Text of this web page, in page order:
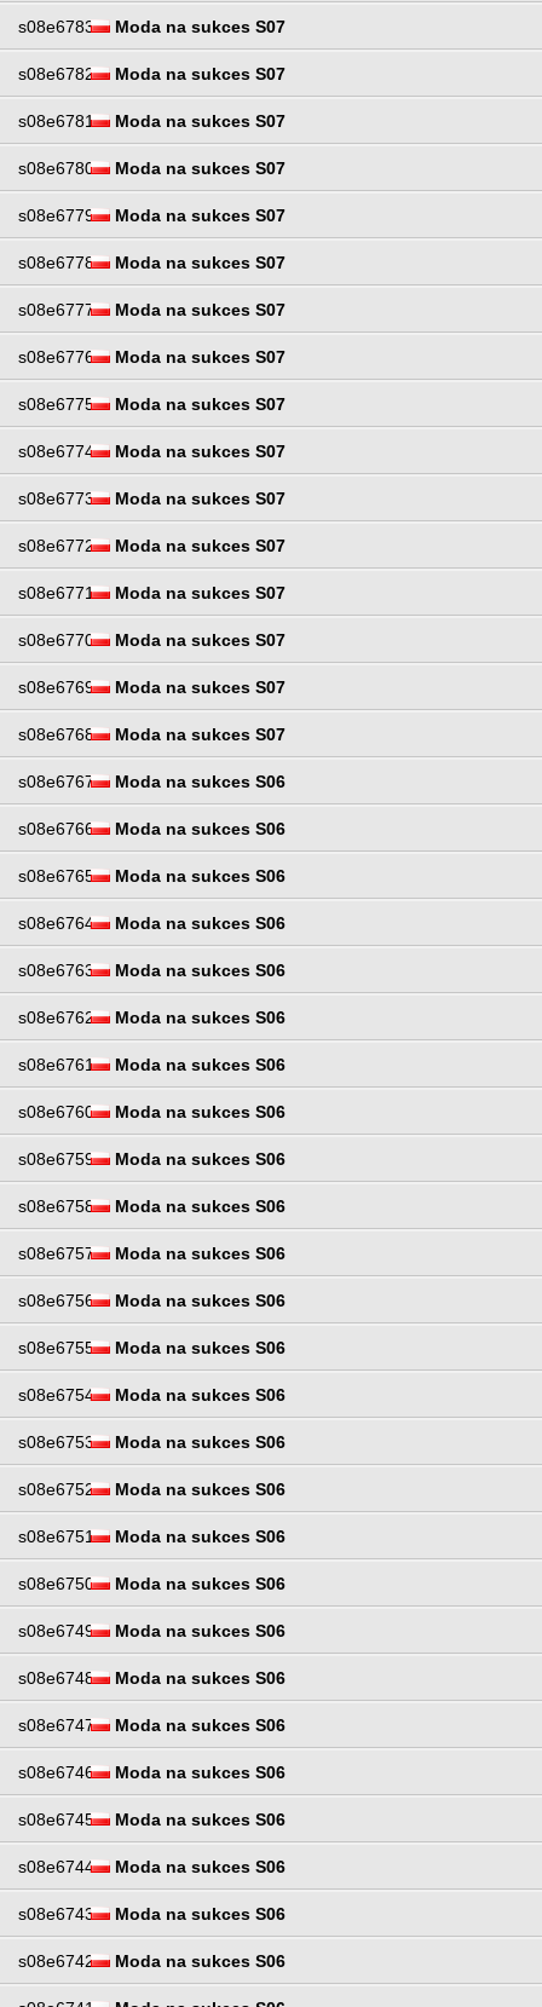
s08e6783 Moda na sukces S07
s08e6782 Moda na sukces S07
s08e6781 Moda na sukces S07
s08e6780 Moda na sukces S07
s08e6779 Moda na sukces S07
s08e6778 Moda na sukces S07
s08e6777 Moda na sukces S07
s08e6776 Moda na sukces S07
s08e6775 Moda na sukces S07
s08e6774 Moda na sukces S07
s08e6773 Moda na sukces S07
s08e6772 Moda na sukces S07
s08e6771 Moda na sukces S07
s08e6770 Moda na sukces S07
s08e6769 Moda na sukces S07
s08e6768 Moda na sukces S07
s08e6767 Moda na sukces S06
s08e6766 Moda na sukces S06
s08e6765 Moda na sukces S06
s08e6764 Moda na sukces S06
s08e6763 Moda na sukces S06
s08e6762 Moda na sukces S06
s08e6761 Moda na sukces S06
s08e6760 Moda na sukces S06
s08e6759 Moda na sukces S06
s08e6758 Moda na sukces S06
s08e6757 Moda na sukces S06
s08e6756 Moda na sukces S06
s08e6755 Moda na sukces S06
s08e6754 Moda na sukces S06
s08e6753 Moda na sukces S06
s08e6752 Moda na sukces S06
s08e6751 Moda na sukces S06
s08e6750 Moda na sukces S06
s08e6749 Moda na sukces S06
s08e6748 Moda na sukces S06
s08e6747 Moda na sukces S06
s08e6746 Moda na sukces S06
s08e6745 Moda na sukces S06
s08e6744 Moda na sukces S06
s08e6743 Moda na sukces S06
s08e6742 Moda na sukces S06